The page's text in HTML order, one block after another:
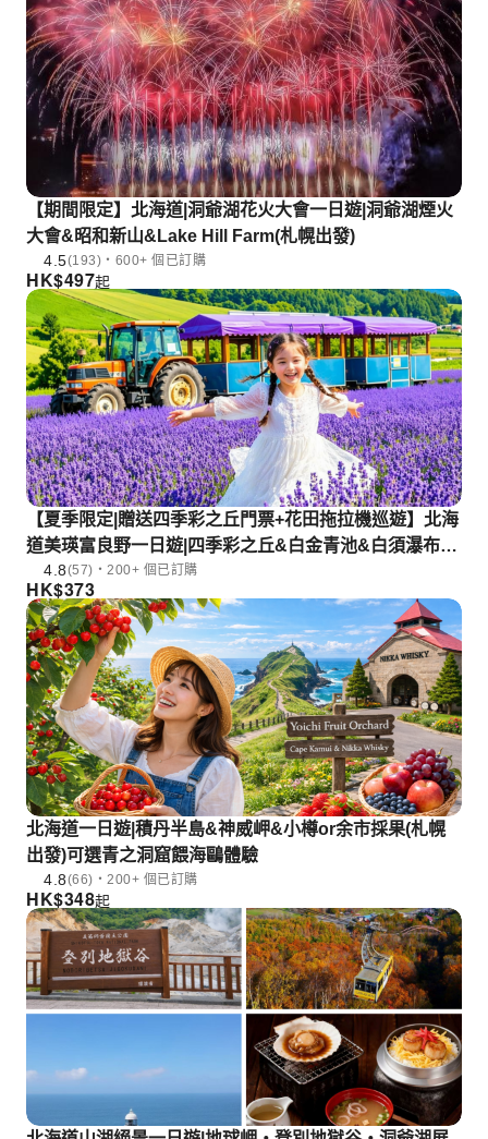
【期間限定】北海道|洞爺湖花火大會一日遊|洞爺湖煙火
大會&昭和新山&Lake Hill Farm(札幌出發)
4.5(193)・600+ 個已訂購
HK$497起
【夏季限定|贈送四季彩之丘門票+花田拖拉機巡遊】北海
道美瑛富良野一日遊|四季彩之丘&白金青池&白須瀑布&
富田農場|中英文服務|札幌往返
4.8(57)・200+ 個已訂購
HK$373
北海道一日遊|積丹半島&神威岬&小樽or余市採果(札幌
出發)可選青之洞窟餵海鷗體驗
4.8(66)・200+ 個已訂購
HK$348起